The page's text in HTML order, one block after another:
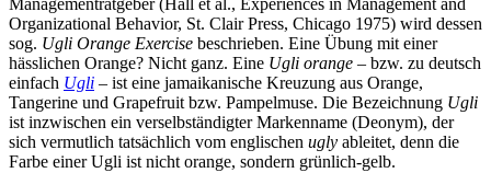
Managementratgeber (Hall et al., Experiences in Management and
Organizational Behavior, St. Clair Press, Chicago 1975) wird dessen
sog. Ugli Orange Exercise beschrieben. Eine Übung mit einer
hässlichen Orange? Nicht ganz. Eine Ugli orange – bzw. zu deutsch
einfach Ugli – ist eine jamaikanische Kreuzung aus Orange,
Tangerine und Grapefruit bzw. Pampelmuse. Die Bezeichnung Ugli
ist inzwischen ein verselbständigter Markenname (Deonym), der
sich vermutlich tatsächlich vom englischen ugly ableitet, denn die
Farbe einer Ugli ist nicht orange, sondern grünlich-gelb.